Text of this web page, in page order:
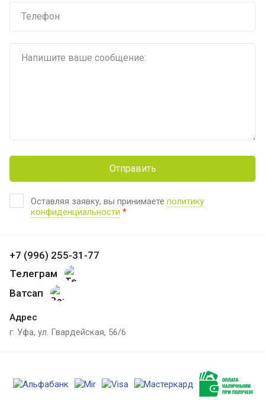
Оставляя заявку, вы принимаете политику
конфиденциальности *
Отправить
+7 (996) 255-31-77
Телеграм
Ватсап
Адрес
г. Уфа, ул. Гвардейская, 56/6